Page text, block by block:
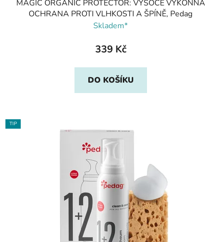
MAGIC ORGANIC PROTECTOR: VYSOCE VÝKONNÁ
OCHRANA PROTI VLHKOSTI A ŠPÍNĚ, Pedag
Skladem*
339 Kč
DO KOŠÍKU
TIP